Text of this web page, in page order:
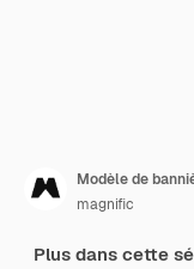
Modèle de
magnific
Plus dans cette